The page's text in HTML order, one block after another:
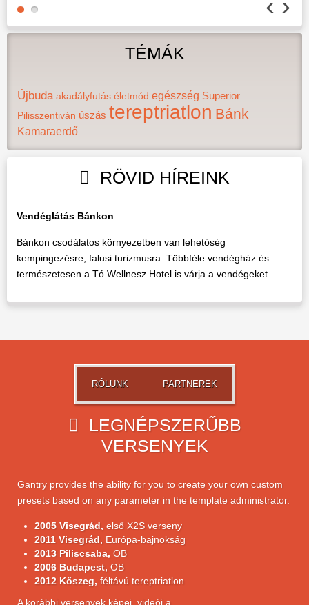
TÉMÁK
Újbuda akadályfutás életmód egészség Superior
Pilisszentiván úszás tereptriatlon Bánk
Kamaraerdő
RÖVID HÍREINK
Vendéglátás Bánkon
Bánkon csodálatos környezetben van lehetőség
kempingezésre, falusi turizmusra. Többféle vendégház és
természetesen a Tó Wellnesz Hotel is várja a vendégeket.
RÓLUNK PARTNEREK
LEGNÉPSZERŰBB
VERSENYEK
Gantry provides the ability for you to create your own custom
presets based on any parameter in the template administrator.
2005 Visegrád, első X2S verseny
2011 Visegrád, Európa-bajnokság
2013 Piliscsaba, OB
2006 Budapest, OB
2012 Kőszeg, féltávú tereptriatlon
A korábbi versenyek képei, videói a